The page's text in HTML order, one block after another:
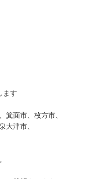
ます
箕面市、枚方市、
大津市、